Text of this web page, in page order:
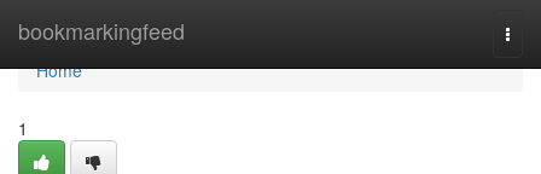
bookmarkingfeed
Home
Home
1